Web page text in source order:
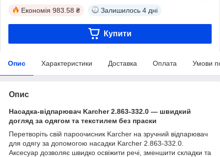
Економія 983.58 ₴ Залишилось 4 дні
Купити
Опис Характеристики Доставка Оплата Умови
Опис
Насадка-відпарювач Karcher 2.863-332.0 — швидкий
догляд за одягом та текстилем без праски
Перетворіть свій пароочисник Karcher на зручний відпарювач
для одягу за допомогою насадки Karcher 2.863-332.0.
Аксесуар дозволяє швидко освіжити речі, зменшити складки та